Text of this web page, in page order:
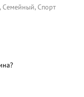
Семейный, Спорт